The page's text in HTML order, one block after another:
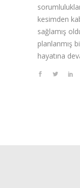
kesimden
sağlamış
planlanmış
hayatına